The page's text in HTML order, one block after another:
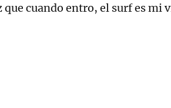
que cuando entro, el surf es mi